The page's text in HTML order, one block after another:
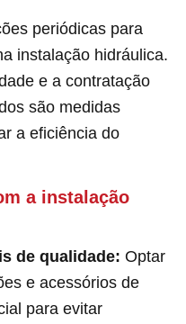
periódicas para
instalação hidráulica.
e a contratação
são medidas
a eficiência do
a instalação
de qualidade: Optar
e acessórios de
para evitar